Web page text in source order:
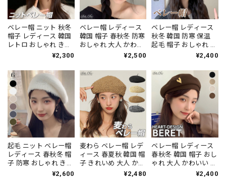
ベレー帽 ニット 秋冬
帽子 レディース 韓国
レトロ おしゃれ きれ
いめ 大人 かわいい 小
防寒 保温 暖かい 折り
たたみ 大人可愛い 大
人女子 [LW-CFH015]
¥2,300
ベレー帽 レディース
韓国 帽子 春秋冬 防寒
おしゃれ 大人 かわい
い カジュアル シンプ
クラシック レトロ 大
人可愛い 大人女子
[LW-CFH001]
¥2,500
ベレー帽 レディース
秋冬 韓国 防寒 保温
起毛 帽子 おしゃれ 大
人 かわいい カジュア
たたみ ベレーキャッ
プ 大人可愛い 大人女
子 [LW-CEH010]
¥2,400
起毛 ニット ベレー帽
レディース 春秋冬 帽
子 防寒 おしゃれ きれ
いめ 大人 かわいい カ
¥2,600
麦わら ベレー帽 レデ
ィース 春夏秋 韓国 帽
子 きれいめ 大人 かわ
いい おしゃれ ストロ
¥2,480
ベレー帽 レディース
春秋冬 韓国 帽子 おし
ゃれ 大人 かわいい ハ
ート きれいめ フェミ
¥2,400